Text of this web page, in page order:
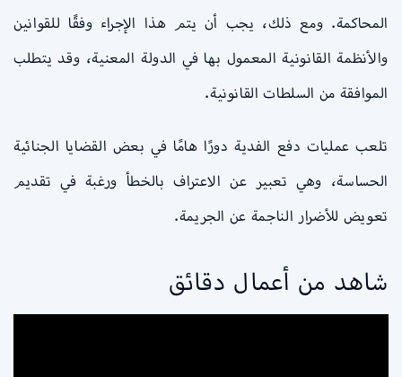
المحاكمة. ومع ذلك، يجب أن يتم هذا الإجراء وفقًا للقوانين
والأنظمة القانونية المعمول بها في الدولة المعنية، وقد يتطلب
الموافقة من السلطات القانونية.
تلعب عمليات دفع الفدية دورًا هامًا في بعض القضايا الجنائية
الحساسة، وهي تعبير عن الاعتراف بالخطأ ورغبة في تقديم
تعويض للأضرار الناجمة عن الجريمة.
شاهد من أعمال دقائق